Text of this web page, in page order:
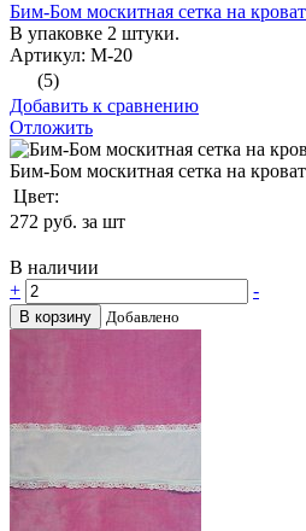
Бим-Бом москитная сетка на
В упаковке 2 штуки.
Артикул: М-20
(5)
Добавить к сравнению
Отложить
Бим-Бом москитная сетка на
Цвет:
272 руб. за шт
В наличии
+
-
В корзину Добавлено